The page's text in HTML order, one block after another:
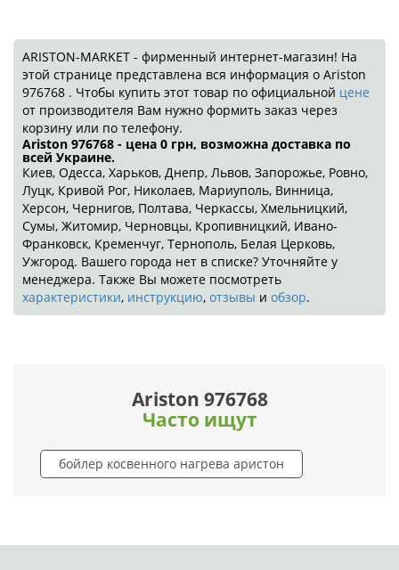
ARISTON-MARKET - фирменный интернет-магазин! На
этой странице представлена вся информация о Ariston
976768 . Чтобы купить этот товар по официальной цене
от производителя Вам нужно формить заказ через
корзину или по телефону.
Ariston 976768 - цена 0 грн, возможна доставка по
всей Украине.
Киев, Одесса, Харьков, Днепр, Львов, Запорожье, Ровно,
Луцк, Кривой Рог, Николаев, Мариуполь, Винница,
Херсон, Чернигов, Полтава, Черкассы, Хмельницкий,
Сумы, Житомир, Черновцы, Кропивницкий, Ивано-
Франковск, Кременчуг, Тернополь, Белая Церковь,
Ужгород. Вашего города нет в списке? Уточняйте у
менеджера. Также Вы можете посмотреть
характеристики, инструкцию, отзывы и обзор.
Ariston 976768
Часто ищут
бойлер косвенного нагрева аристон